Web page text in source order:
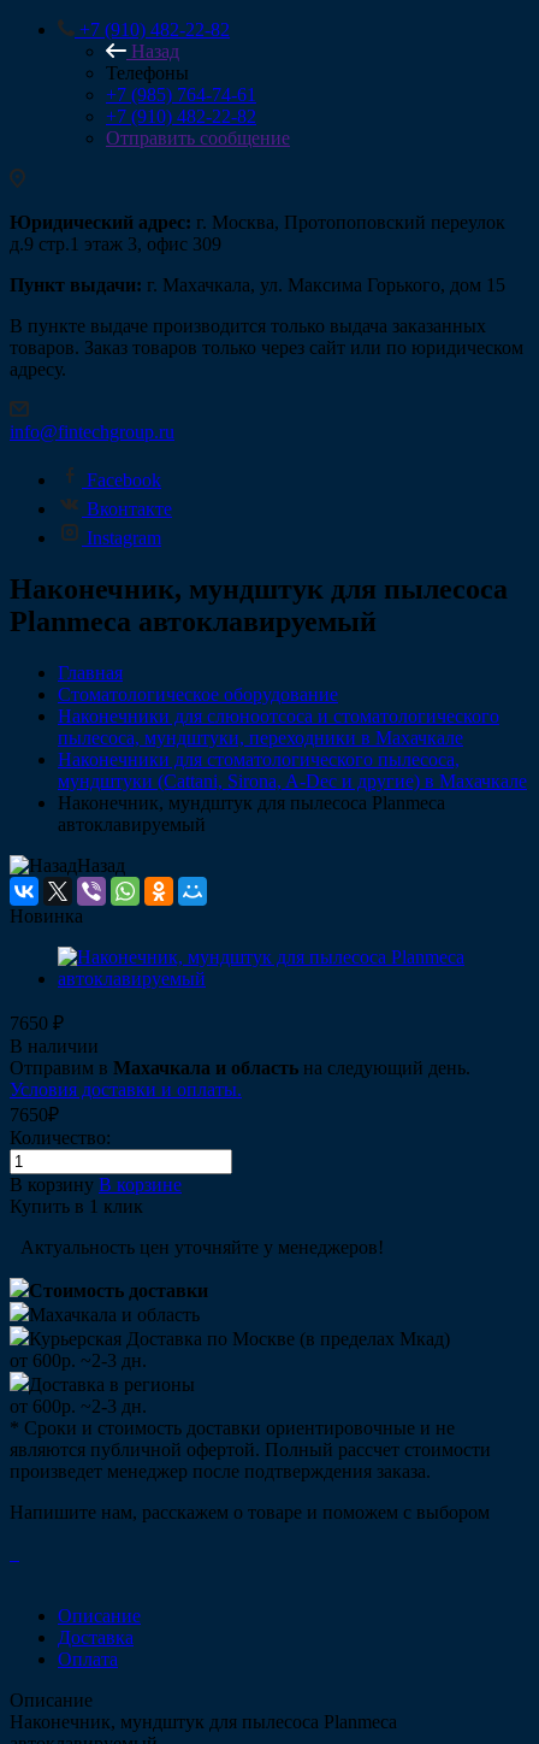
+7 (910) 482-22-82
Назад
Телефоны
+7 (985) 764-74-61
+7 (910) 482-22-82
Отправить сообщение
Юридический адрес: г. Москва, Протопоповский переулок
д.9 стр.1 этаж 3, офис 309
Пункт выдачи: г. Махачкала, ул. Максима Горького, дом 15
В пункте выдаче производится только выдача заказанных
товаров. Заказ товаров только через сайт или по юридическом
адресу.
info@fintechgroup.ru
Facebook
Вконтакте
Instagram
Наконечник, мундштук для пылесоса
Planmeca автоклавируемый
Главная
Стоматологическое оборудование
Наконечники для слюноотсоса и стоматологического
пылесоса, мундштуки, переходники в Махачкале
Наконечники для стоматологического пылесоса,
мундштуки (Сattani, Sirona, A-Dec и другие) в Махачкале
Наконечник, мундштук для пылесоса Planmeca
автоклавируемый
Назад
Новинка
7650 ₽
В наличии
Отправим в Махачкала и область на следующий день.
Условия доставки и оплаты.
7650₽
Количество:
В корзину В корзине
Купить в 1 клик
Актуальность цен уточняйте у менеджеров!
Стоимость доставки
Махачкала и область
Курьерская Доставка по Москве (в пределах Мкад)
от 600р. ~2-3 дн.
Доставка в регионы
от 600р. ~2-3 дн.
* Сроки и стоимость доставки ориентировочные и не
являются публичной офертой. Полный рассчет стоимости
произведет менеджер после подтверждения заказа.
Напишите нам, расскажем о товаре и поможем с выбором
Описание
Доставка
Оплата
Описание
Наконечник, мундштук для пылесоса Planmeca